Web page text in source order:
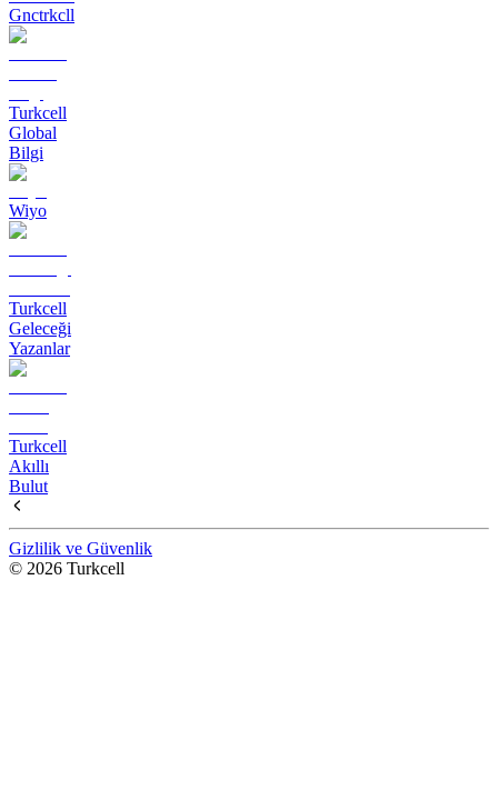
Gnctrkcll
Turkcell
Global
Bilgi
Wiyo
Turkcell
Geleceği
Yazanlar
Turkcell
Akıllı
Bulut
Gizlilik ve Güvenlik
© 2026 Turkcell